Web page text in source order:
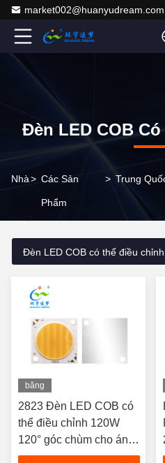
market002@huanyudream.com
Đèn LED COB
Nhà> Các Sản
Phẩm
>
Đèn LED COB có thể điều chỉnh
băng
hình
2823 Đèn LED COB có
thể điều chỉnh 120W
120° góc chùm cho ánh
sáng trong nhà